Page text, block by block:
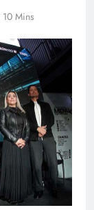
10 Mins